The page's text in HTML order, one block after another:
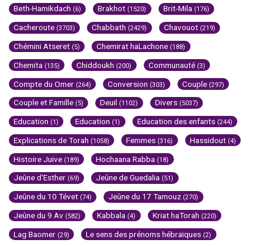
Beth-Hamikdach (6) Brakhot (1520) Brit-Mila (176)
Cacheroute (3703) Chabbath (2429) Chavouot (219)
Chémini Atseret (5) Chemirat haLachone (188)
Chemita (135) Chiddoukh (200) Communauté (3)
Compte du Omer (264) Conversion (303) Couple (297)
Couple et Famille (5) Deuil (1102) Divers (5037)
Education (1) Education (1) Education des enfants (244)
Explications de Torah (1058) Femmes (316) Hassidout (4)
Histoire Juive (189) Hochaana Rabba (18)
Jeûne d'Esther (69) Jeûne de Guedalia (51)
Jeûne du 10 Tévet (74) Jeûne du 17 Tamouz (270)
Jeûne du 9 Av (582) Kabbala (4) Kriat haTorah (220)
Lag Baomer (29) Le sens des prénoms hébraïques (2)